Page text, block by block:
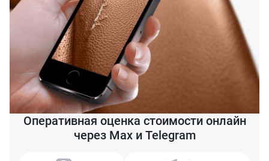
Оперативная оценка стоимости онлайн
через Max и Telegram